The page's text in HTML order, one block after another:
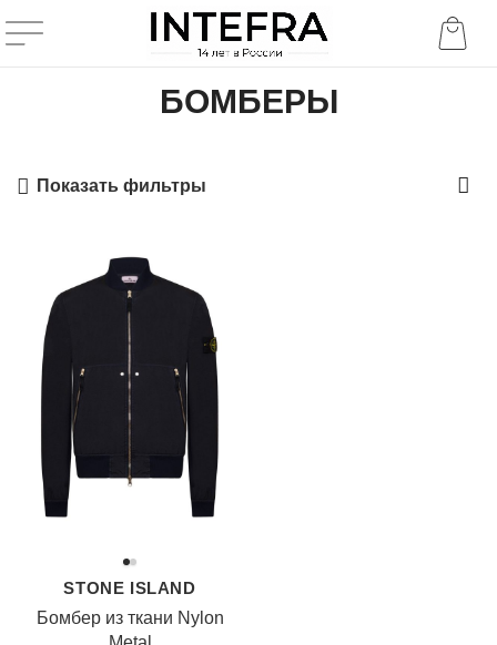
БОМБЕРЫ
Показать фильтры
STONE ISLAND
Бомбер из ткани Nylon